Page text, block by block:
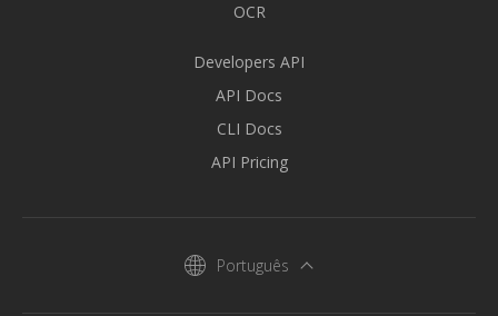
OCR
Developers API
API Docs
CLI Docs
API Pricing
Português